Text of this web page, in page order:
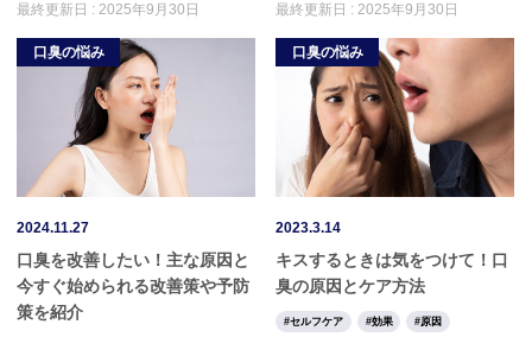
最終更新日 : 2025年9月30日 最終更新日 :2025年9月30日
口臭の悩み
2024.11.27
口臭を改善したい！主な原因と
今すぐ始められる改善策や予防
策を紹介
口臭の悩み
2023.3.14
キスするときは気をつけて！口
臭の原因とケア方法
セルフケア 効果 原因